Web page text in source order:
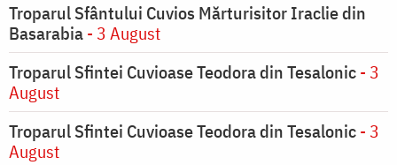
Troparul Sfântului Cuvios Mărturisitor Iraclie din
Basarabia- 3 August
Troparul Sfintei Cuvioase Teodora din Tesalonic- 3
August
Troparul Sfintei Cuvioase Teodora din Tesalonic- 3
August